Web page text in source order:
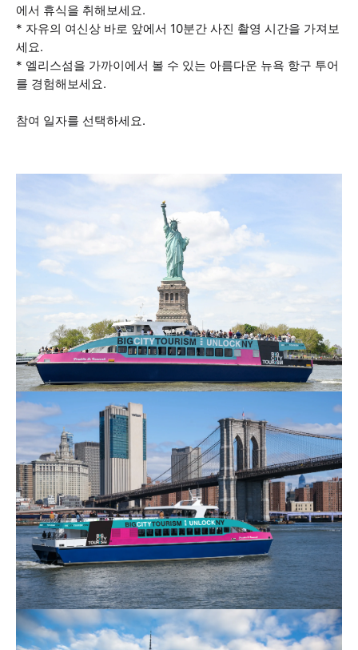
에서 휴식을 취해보세요.
* 자유의 여신상 바로 앞에서 10분간 사진 촬영 시간을 가져보
세요.
* 엘리스섬을 가까이에서 볼 수 있는 아름다운 뉴욕 항구 투어
를 경험해보세요.
참여 일자를 선택하세요.